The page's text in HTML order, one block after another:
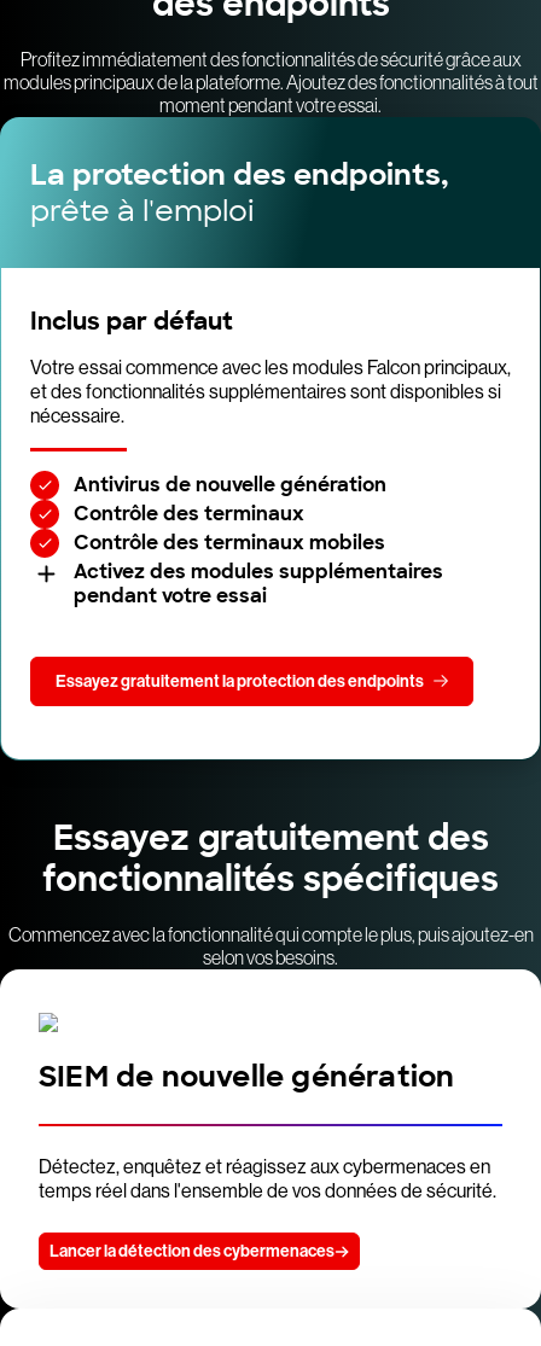
Profitez immédiatement des fonctionnalités de sécurité grâce aux
modules principaux de la plateforme. Ajoutez des fonctionnalités à tout
moment pendant votre essai.
La protection des endpoints,
prête à l'emploi
Inclus par défaut
Votre essai commence avec les modules Falcon principaux,
et des fonctionnalités supplémentaires sont disponibles si
nécessaire.
Antivirus de nouvelle génération
Contrôle des terminaux
Contrôle des terminaux mobiles
Activez des modules supplémentaires
pendant votre essai
Essayez gratuitement la protection des endpoints
Essayez gratuitement des
fonctionnalités spécifiques
Commencez avec la fonctionnalité qui compte le plus, puis ajoutez-en
selon vos besoins.
SIEM de nouvelle génération
Détectez, enquêtez et réagissez aux cybermenaces en
temps réel dans l'ensemble de vos données de sécurité.
Lancer la détection des cybermenaces